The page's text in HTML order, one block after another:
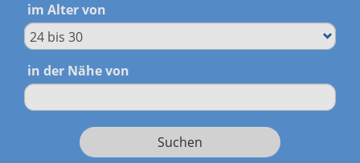
im Alter von
in der Nähe von
Suchen